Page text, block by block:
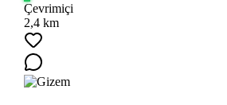
Çevrimiçi
2,4 km